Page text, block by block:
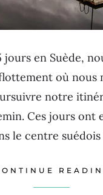
jours en Suède,
où nous
notre
Ces jours ont
le centre suédois